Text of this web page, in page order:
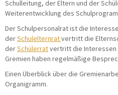
Schulleitung, der Eltern und der
Weiterentwicklung des
Der Schulpersonalrat ist die
derSchulelternratvertritt die
derSchülerratvertritt die Interessen
Gremien haben regelmäßige
Einen Überblick über die
Organigramm.